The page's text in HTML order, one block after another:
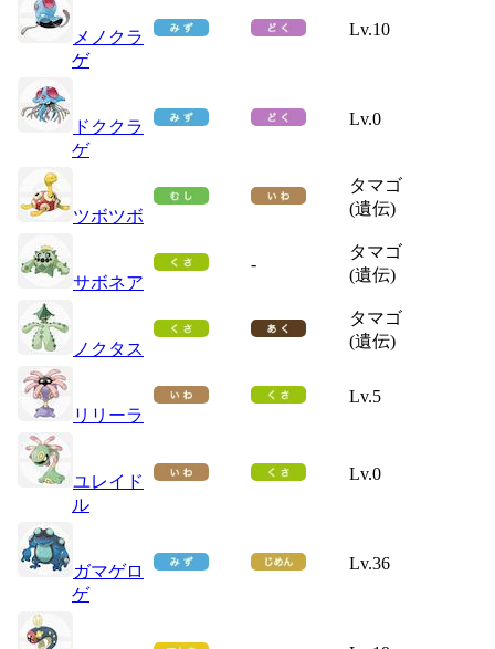
メノクラ
ゲ
Lv.10
ドククラ
ゲ
Lv.0
ツボツボ
タマゴ
(遺伝)
サボネア
-
タマゴ
(遺伝)
ノクタス
タマゴ
(遺伝)
リリーラ
Lv.5
ユレイド
ル
Lv.0
ガマゲロ
ゲ
Lv.36